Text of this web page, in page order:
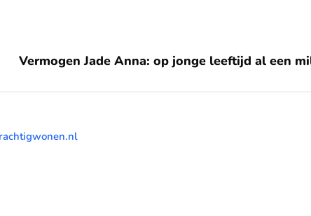
Vermogen Jade Anna: op jonge leeftijd al een